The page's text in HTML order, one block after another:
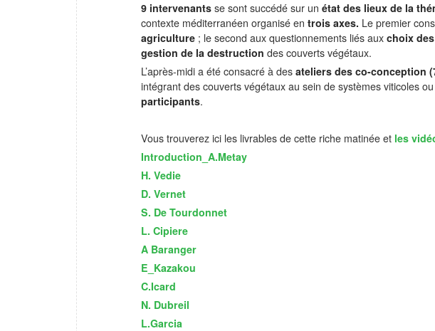
9 intervenants se sont succédé sur un état des lieux de la
contexte méditerranéen organisé en trois axes. Le premier
agriculture ; le second aux questionnements liés aux choix
gestion de la destruction des couverts végétaux.
L’après-midi a été consacré à des ateliers des co-conception
intégrant des couverts végétaux au sein de systèmes viticoles
participants.
Vous trouverez ici les livrables de cette riche matinée et les
Introduction_A.Metay
H. Vedie
D. Vernet
S. De Tourdonnet
L. Cipiere
A Baranger
E_Kazakou
C.Icard
N. Dubreil
L.Garcia